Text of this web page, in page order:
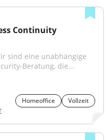
Continuity
sind eine unabhängige
Beratung, die...
Homeoffice
Vollzeit